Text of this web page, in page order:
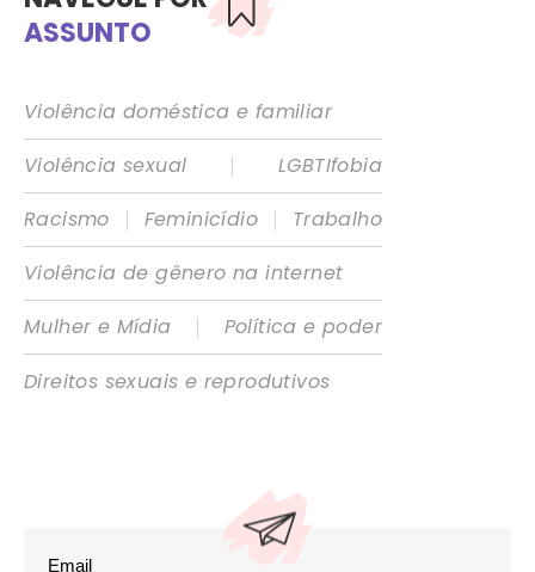
ASSUNTO
Violência doméstica e familiar
Violência sexual
|
LGBTIfobia
Racismo
| Feminicídio |
Trabalho
Violência de gênero na internet
Mulher e Mídia
|
Política e poder
Direitos sexuais e reprodutivos